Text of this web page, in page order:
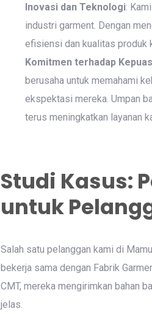
Inovasi dan Teknologi:
industri garment. Dengan
efisiensi dan kualitas produk
Komitmen terhadap
berusaha untuk memahami
ekspektasi mereka. Umpan
terus meningkatkan layanan
Studi Kasus:
untuk
Salah satu pelanggan kami di
bekerja sama dengan Fabrik
CMT, mereka mengirimkan bahan
jelas.